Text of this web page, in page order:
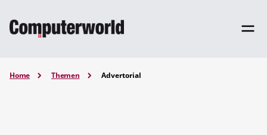
Home Themen Advertorial